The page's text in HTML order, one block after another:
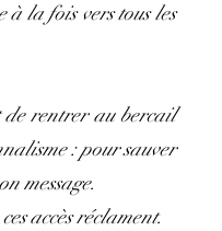
la fois vers tous les
de rentrer au bercail
: pour sauver
message.
accès réclament.